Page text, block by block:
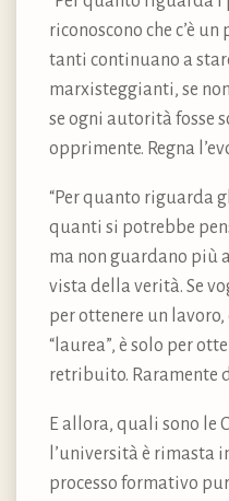
riconoscono che c’è
tanti continuano a
marxisteggianti, se
se ogni autorità fosse
opprimente. Regna
“Per quanto riguarda
quanti si potrebbe
ma non guardano più
vista della verità. Se
per ottenere un lavoro,
“laurea”, è solo per
retribuito. Raramente
E allora, quali sono le
l’università è rimasta
processo formativo